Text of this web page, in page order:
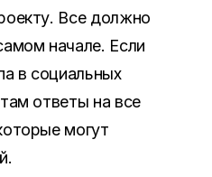
. Все должно
начале. Если
в социальных
ответы на все
могут
.